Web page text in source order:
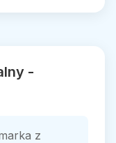
-
z